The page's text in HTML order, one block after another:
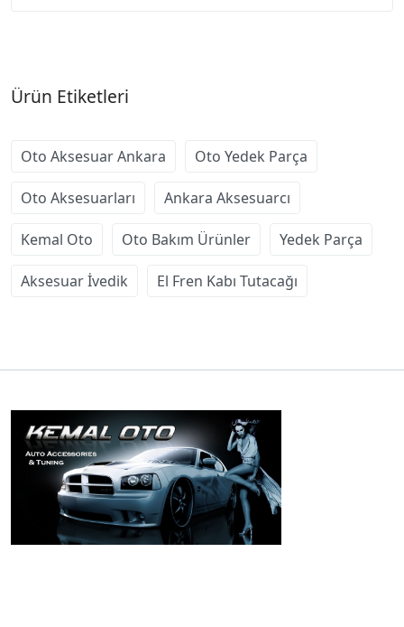
Ürün Etiketleri
Oto Aksesuar Ankara Oto Yedek Parça
Oto Aksesuarları Ankara Aksesuarcı
Kemal Oto Oto Bakım Ürünler Yedek Parça
Aksesuar İvedik El Fren Kabı Tutacağı